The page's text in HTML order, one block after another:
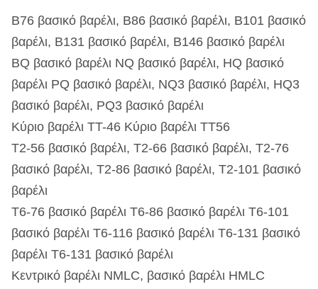
Β76 βασικό βαρέλι, Β86 βασικό βαρέλι, Β101 βασικό
βαρέλι, Β131 βασικό βαρέλι, Β146 βασικό βαρέλι
BQ βασικό βαρέλι NQ βασικό βαρέλι, HQ βασικό
βαρέλι PQ βασικό βαρέλι, NQ3 βασικό βαρέλι, HQ3
βασικό βαρέλι, PQ3 βασικό βαρέλι
Κύριο βαρέλι TT-46 Κύριο βαρέλι TT56
Τ2-56 βασικό βαρέλι, T2-66 βασικό βαρέλι, T2-76
βασικό βαρέλι, T2-86 βασικό βαρέλι, T2-101 βασικό
βαρέλι
T6-76 βασικό βαρέλι T6-86 βασικό βαρέλι T6-101
βασικό βαρέλι T6-116 βασικό βαρέλι T6-131 βασικό
βαρέλι T6-131 βασικό βαρέλι
Κεντρικό βαρέλι NMLC, βασικό βαρέλι HMLC